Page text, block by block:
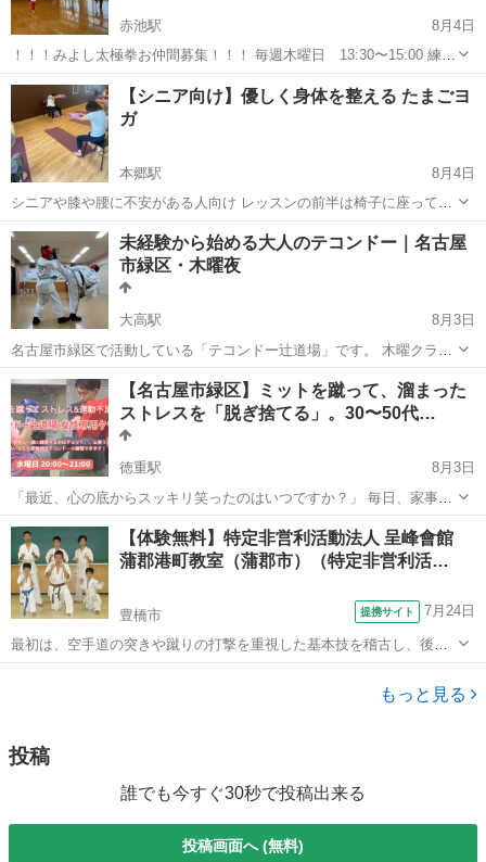
赤池駅
8月4日
！！！みよし太極拳お仲間募集！！！ 毎週木曜日 13:30〜15:00 練習
内容 ◯48式太極拳 ◯32式太極剣🗡️ ◯オリジナル太極扇🪭 ◯太極拳対
練 ※対練部門で全国大会出場者が丁寧に教えます。 一緒に練習しまし
ょう！
愛知 愛知郡 太極拳 太極剣
【シニア向け】優しく身体を整える たまごヨ
ガ
本郷駅
8月4日
シニアや膝や腰に不安がある人向け レッスンの前半は椅子に座って身
体を動かしていきます。 椅子やたまごブロックを使って無理なく、不
安なく 心地よく全身運動。 年齢を重ねた身体にこそ必要なのは、
「柔らかさ...
愛知 名古屋市 本郷駅 ヨガ シニア
未経験から始める大人のテコンドー｜名古屋
市緑区・木曜夜
大高駅
8月3日
名古屋市緑区で活動している「テコンドー辻道場」です。 木曜クラス
では、子どもから大人まで一緒に、テコンドーの基本動作、蹴り、ミ
ット練習、型などを行っています。 火曜クラスより少し運動量を高め
にする日もありますが、...
愛知 名古屋市 大高駅 空手/他格闘技 テコンドー
【名古屋市緑区】ミットを蹴って、溜まった
ストレスを「脱ぎ捨てる」。30〜50代…
徳重駅
8月3日
「最近、心の底からスッキリ笑ったのはいつですか？」 毎日、家事や
育児、お仕事……本当にお疲れ様です。 知らず知らずのうちに溜まっ
ていく「心のモヤモヤ」を、格闘技のエネルギーでパッと吹き飛ばし
てみませんか？ 名古...
愛知 名古屋市 徳重駅 空手/他格闘技 テコンドー
【体験無料】特定非営利活動法人 呈峰會館
蒲郡港町教室（蒲郡市）（特定非営利活…
豊橋市 提携サイト 7月24日
最初は、空手道の突きや蹴りの打撃を重視した基本技を稽古し、後に
投げや小太刀を使って相手を制圧する組討道の技を習得していきま
す。防具を着け、突きや蹴りを受け合うので怪我をする事無く力の加
もっと見る
投稿
誰でも今すぐ30秒で投稿出来る
投稿画面へ (無料)